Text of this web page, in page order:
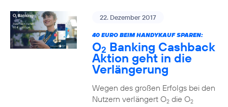
22. Dezember 2017
40 EURO BEIM HANDYKAUF SPAREN:
O2 Banking Cashback
Aktion geht in die
Verlängerung
Wegen des großen Erfolgs bei den
Nutzern verlängert O2die O2